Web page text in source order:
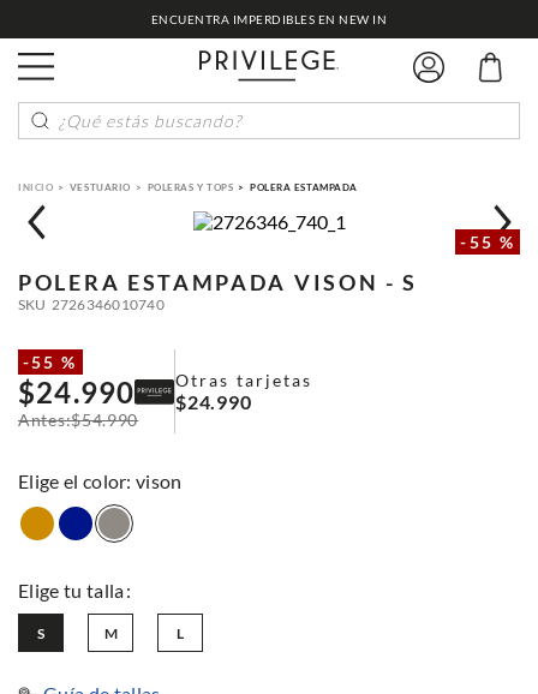
ENCUENTRA IMPERDIBLES EN NEW IN
¿Qué estás buscando?
VESTUARIO POLERAS Y TOPS POLERA ESTAMPADA
-55 %
POLERA ESTAMPADA VISON - S
SKU 2726346010740
-55 %
$24.990
$54.990
Otras tarjetas
$24.990
: vison
L
M
S